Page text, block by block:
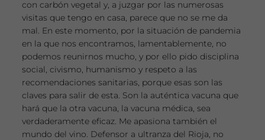
con carbón vegetal y, a juzgar por las numerosas
visitas que tengo en casa, parece que no se me da
mal. En este momento, por la situación de pandemia
en la que nos encontramos, lamentablemente, no
podemos reunirnos mucho, y por ello pido disciplina
social, civismo, humanismo y respeto a las
recomendaciones sanitarias, porque esas son las
claves para salir de esta. Son la auténtica vacuna que
hará que la otra vacuna, la vacuna médica, sea
verdaderamente eficaz. Me apasiona también el
mundo del vino. Defensor a ultranza del Rioja, no